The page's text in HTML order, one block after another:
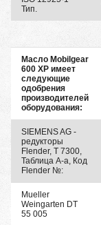
Тип.
Масло Mobilgear
600 XP имеет
следующие
одобрения
производителей
оборудования:
SIEMENS AG -
редукторы
Flender, T 7300,
Таблица A-а, Код
Flender №:
Mueller
Weingarten DT
55 005